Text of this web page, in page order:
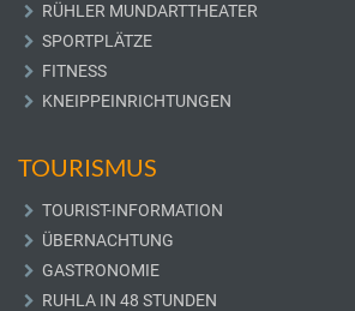
RÜHLER MUNDARTTHEATER
SPORTPLÄTZE
FITNESS
KNEIPPEINRICHTUNGEN
TOURISMUS
TOURIST-INFORMATION
ÜBERNACHTUNG
GASTRONOMIE
RUHLA IN 48 STUNDEN